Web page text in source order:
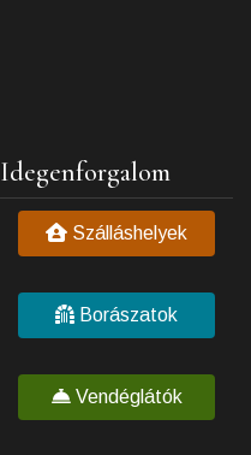
Idegenforgalom
Szálláshelyek
Borászatok
Vendéglátók